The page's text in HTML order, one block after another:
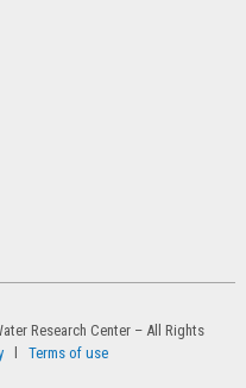
Research Center – All Rights
l Terms of use